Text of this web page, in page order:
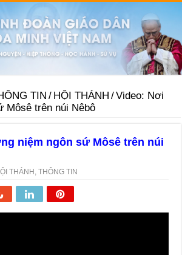
TIN / HỘI THÁNH /Video: Nơi
Môsê trên núi Nêbô
niệm ngôn sứ Môsê trên núi
THÁNH ,THÔNG TIN